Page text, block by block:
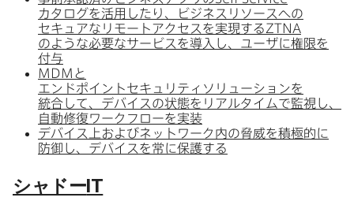
カタログを​活用したり、​ビジネスリソースへの​
セキュアな​リモートアクセスを​実現するZTNA
のような​必要な​サービスを​導入し、​ユーザに​権限を​
付与
MDM と​
エンドポイントセキュリティソリューションを​
統合して、​デバイスの​状態を​リアルタイムで​監視し、​
自動修復ワークフローを​実装
デバイス上および​ネットワーク内の​脅威を​積極的に​
防御し、​デバイスを​常に​保護する
シャドーIT